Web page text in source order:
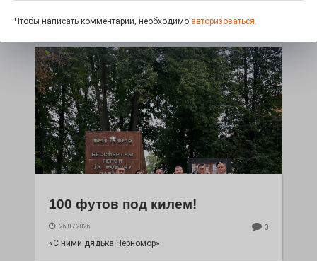
дважды порадует проект «Районы-кварталы».
100 футов под килем!
26.07.2026 0
«С ними дядька Черномор»
Чтобы написать комментарий, необходимо авторизоваться.